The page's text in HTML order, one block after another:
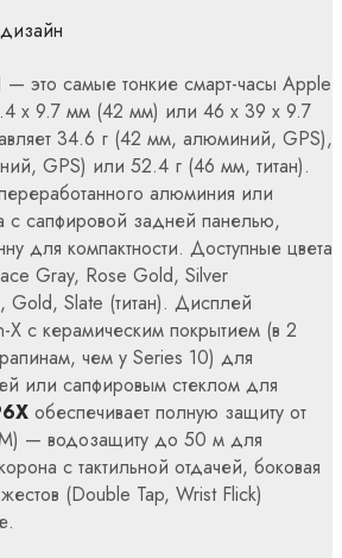
— это самые тонкие смарт-часы Apple
x 9.7 мм (42 мм) или 46 x 39 x 9.7
34.6 г (42 мм, алюминий, GPS),
GPS) или 52.4 г (46 мм, титан).
алюминия или
с сапфировой задней панелью,
для компактности. Доступные цвета
Gray, Rose Gold, Silver
Slate (титан). Дисплей
с керамическим покрытием (в 2
чем у Series 10) для
или сапфировым стеклом для
обеспечивает полную защиту от
— водозащиту до 50 м для
с тактильной отдачей, боковая
(Double Tap, Wrist Flick)